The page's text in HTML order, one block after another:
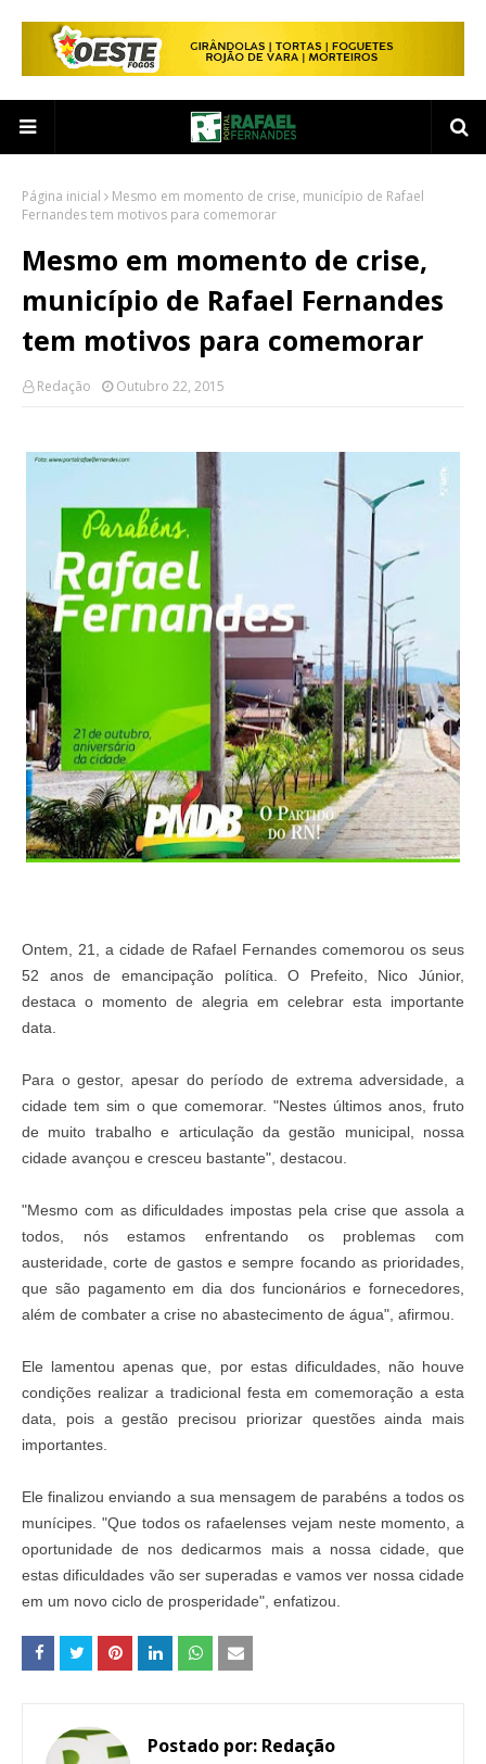
Página inicial
Mesmo em momento de crise, município de Rafael
Fernandes tem motivos para comemorar
Mesmo em momento de crise,
município de Rafael Fernandes
tem motivos para comemorar
Redação Outubro 22, 2015
Ontem, 21, a cidade de Rafael Fernandes comemorou os seus
52 anos de emancipação política. O Prefeito, Nico Júnior,
destaca o momento de alegria em celebrar esta importante
data.
Para o gestor, apesar do período de extrema adversidade, a
cidade tem sim o que comemorar. "Nestes últimos anos, fruto
de muito trabalho e articulação da gestão municipal, nossa
cidade avançou e cresceu bastante", destacou.
"Mesmo com as dificuldades impostas pela crise que assola a
todos, nós estamos enfrentando os problemas com
austeridade, corte de gastos e sempre focando as prioridades,
que são pagamento em dia dos funcionários e fornecedores,
além de combater a crise no abastecimento de água", afirmou.
Ele lamentou apenas que, por estas dificuldades, não houve
condições realizar a tradicional festa em comemoração a esta
data, pois a gestão precisou priorizar questões ainda mais
importantes.
Ele finalizou enviando a sua mensagem de parabéns a todos os
munícipes. "Que todos os rafaelenses vejam neste momento, a
oportunidade de nos dedicarmos mais a nossa cidade, que
estas dificuldades vão ser superadas e vamos ver nossa cidade
em um novo ciclo de prosperidade", enfatizou.
Postado por: Redação